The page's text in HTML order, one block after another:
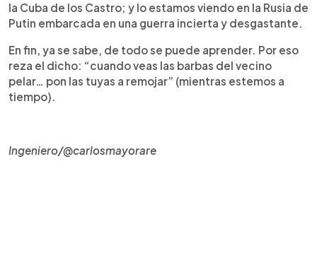
la Cuba de los Castro; y lo estamos viendo en la Rusia de
Putin embarcada en una guerra incierta y desgastante.
En fin, ya se sabe, de todo se puede aprender. Por eso
reza el dicho: “cuando veas las barbas del vecino
pelar… pon las tuyas a remojar” (mientras estemos a
tiempo).
Ingeniero/@carlosmayorare